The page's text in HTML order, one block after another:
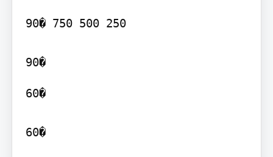
90� 750 500 250
90�
60�
60�